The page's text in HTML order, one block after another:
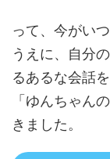
って、今がい
うえに、自分
るあるな会話
「ゆんちゃん
きました。